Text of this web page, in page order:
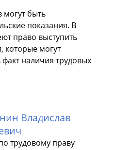
могут быть
показания. В
право выступить
которые могут
наличия трудовых
Владислав
трудовому праву